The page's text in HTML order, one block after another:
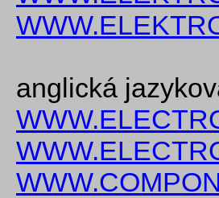
anglická